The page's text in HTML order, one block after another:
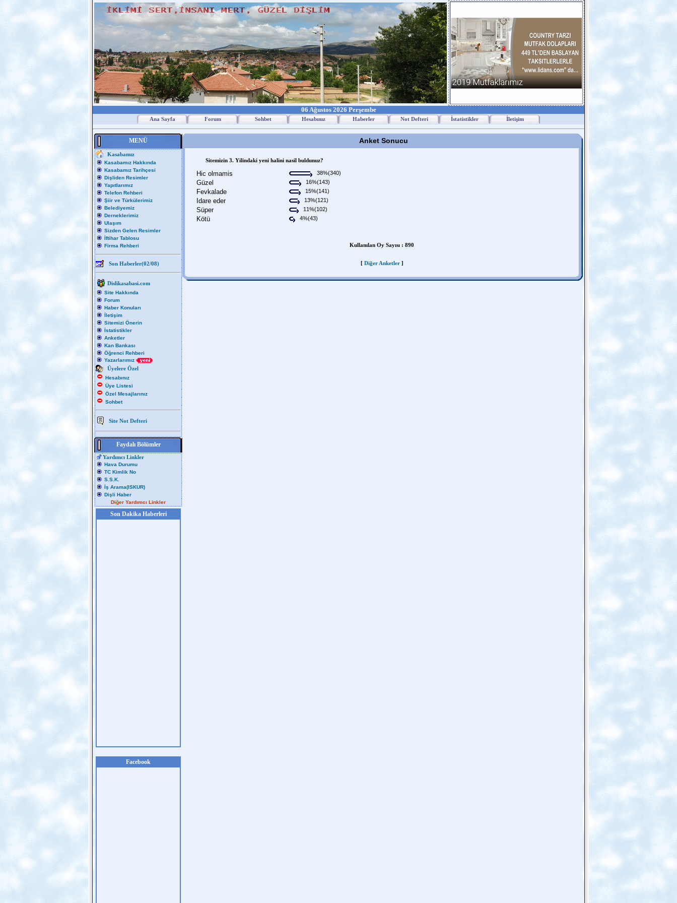
06 Ağustos 2026 Perşembe
Ana Sayfa Forum Sohbet Hesabınız Haberler Not Defteri İstatistikler İletişim
MENÜ
Kasabamız
Kasabamız Hakkında
Kasabamız Tarihçesi
Dişliden Resimler
Yapıtlarımız
Telefon Rehberi
Şiir ve Türkülerimiz
Belediyemiz
Derneklerimiz
Ulaşım
Sizden Gelen Resimler
İftihar Tablosu
Firma Rehberi
Son Haberler(02/08)
Dislikasabasi.com
Site Hakkında
Forum
Haber Konuları
İletişim
Sitemizi Önerin
İstatistikler
Anketler
Kan Bankası
Öğrenci Rehberi
Yazarlarımız
Üyelere Özel
Hesabınız
Üye Listesi
Özel Mesajlarınız
Sohbet
Site Not Defteri
Faydalı Bölümler
Yardımcı Linkler
Hava Durumu
TC Kimlik No
S.S.K.
İş Arama(ISKUR)
Dişli Haber
Diğer Yardımcı Linkler
Son Dakika Haberleri
Facebook
Anket Sonucu
Sitemizin 3. Yilindaki yeni halini nasil buldunuz?
Hic olmamis 38%(340)
Güzel 16%(143)
Fevkalade 15%(141)
Idare eder 13%(121)
Süper 11%(102)
Kötü 4%(43)
Kullanılan Oy Sayısı : 890
[ Diğer Anketler]